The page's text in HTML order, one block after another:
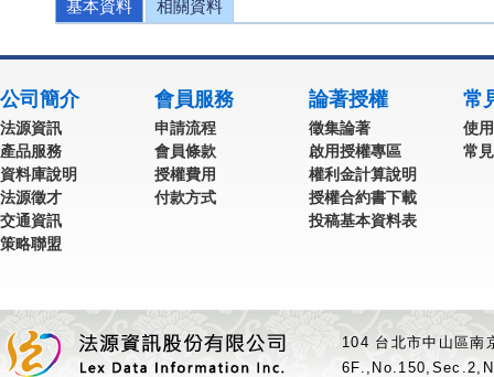
基本資料 相關資料
公司簡介
法源資訊
產品服務
資料庫說明
法源徵才
交通資訊
策略聯盟
會員服務
申請流程
會員條款
授權費用
付款方式
論著授權
徵集論著
啟用授權專區
權利金計算說明
授權合約書下載
投稿基本資料表
常
使
常
104 台北市中山區